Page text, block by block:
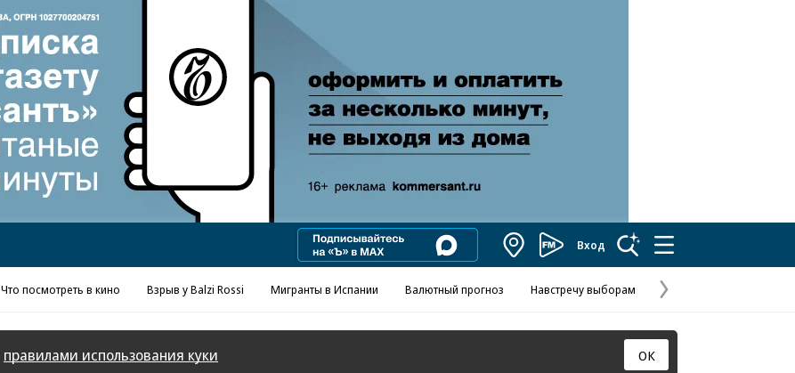
Реклама в «Ъ» www.kommersant.ru/ad
КоммерсантъВход
Что посмотреть в кино Взрыв у Balzi Rossi Мигранты в Испании Валютный прогноз Навстречу выборам
Следующая
страница
правилами использования куки ОК